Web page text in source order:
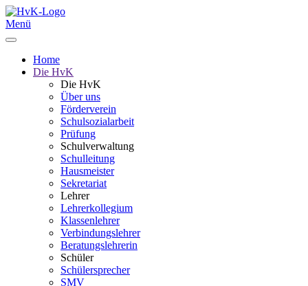
Menü
Home
Die HvK
Die HvK
Über uns
Förderverein
Schulsozialarbeit
Prüfung
Schulverwaltung
Schulleitung
Hausmeister
Sekretariat
Lehrer
Lehrerkollegium
Klassenlehrer
Verbindungslehrer
Beratungslehrerin
Schüler
Schülersprecher
SMV